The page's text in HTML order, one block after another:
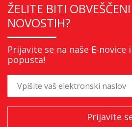
ŽELITE BITI
NOVOSTIH?
Prijavite se na naše E-
popusta!